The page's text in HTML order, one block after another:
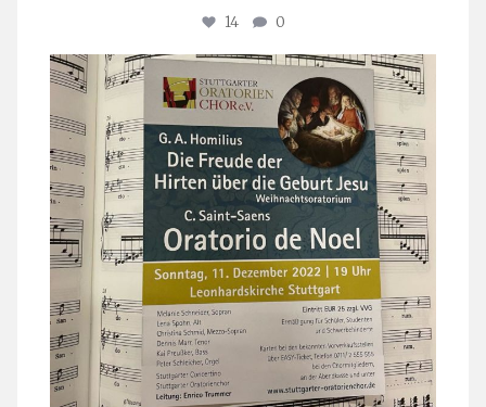
14 0
stuttgarter_oratorienchor
Nov. 29